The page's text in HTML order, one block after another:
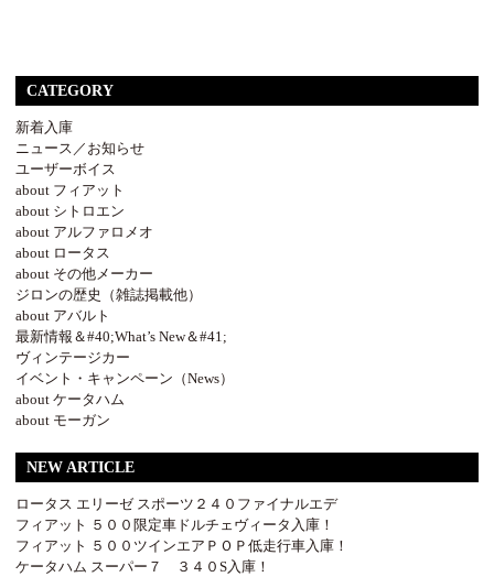
CATEGORY
新着入庫
ニュース／お知らせ
ユーザーボイス
about フィアット
about シトロエン
about アルファロメオ
about ロータス
about その他メーカー
ジロンの歴史（雑誌掲載他）
about アバルト
最新情報＆#40;What’s New＆#41;
ヴィンテージカー
イベント・キャンペーン（News）
about ケータハム
about モーガン
NEW ARTICLE
ロータス エリーゼ スポーツ２４０ファイナルエデ
フィアット ５００限定車ドルチェヴィータ入庫！
フィアット ５００ツインエアＰＯＰ低走行車入庫！
ケータハム スーパー７ ３４０S入庫！